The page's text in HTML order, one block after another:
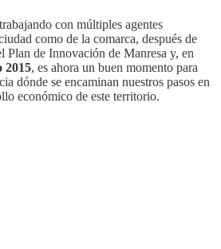
con múltiples agentes
como de la comarca, después de
Plan de Innovación de Manresa y, en
2015, es ahora un buen momento para
dónde se encaminan nuestros pasos en
económico de este territorio.